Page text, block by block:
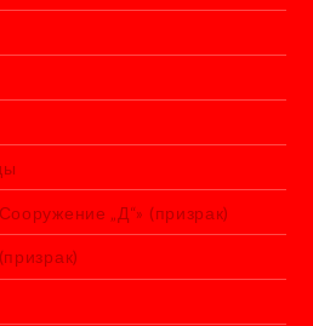
„Д“» (призрак)